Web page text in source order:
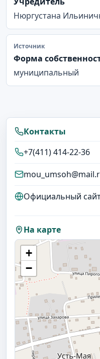
Нюргустана
Источник
Форма
муниципальный
Контакты
+7(411) 414-22-36
Официальный
На карте
+
−